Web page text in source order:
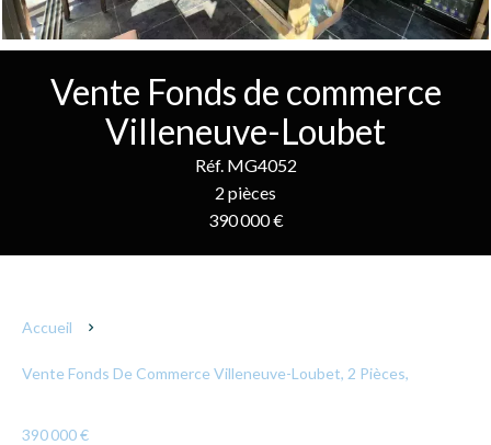
Vente Fonds de commerce
Villeneuve-Loubet
Réf. MG4052
2 pièces
390 000 €
Accueil
Vente Fonds De Commerce Villeneuve-Loubet, 2 Pièces,
390 000 €